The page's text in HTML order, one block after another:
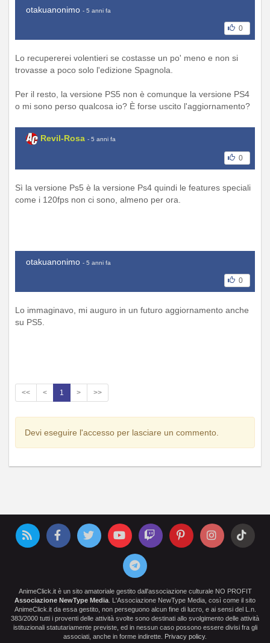
otakuanonimo - 5 anni fa
0
Lo recupererei volentieri se costasse un po' meno e non si
trovasse a poco solo l'edizione Spagnola.
Per il resto, la versione PS5 non è comunque la versione PS4
o mi sono perso qualcosa io? È forse uscito l'aggiornamento?
Revil-Rosa - 5 anni fa
0
Sì la versione Ps5 è la versione Ps4 quindi le features speciali
come i 120fps non ci sono, almeno per ora.
otakuanonimo - 5 anni fa
0
Lo immaginavo, mi auguro in un futuro aggiornamento anche
su PS5.
<< < 1 > >>
Devi eseguire l'accesso per lasciare un commento.
AnimeClick.it è un sito amatoriale gestito dall'associazione culturale NO PROFIT
Associazione NewType Media . L'Associazione NewType Media, così come il sito
AnimeClick.it da essa gestito, non perseguono alcun fine di lucro, e ai sensi del L.n.
383/2000 tutti i proventi delle attività svolte sono destinati allo svolgimento delle attività
istituzionali statutariamente previste, ed in nessun caso possono essere divisi fra gli
associati, anche in forme indirette. Privacy policy.